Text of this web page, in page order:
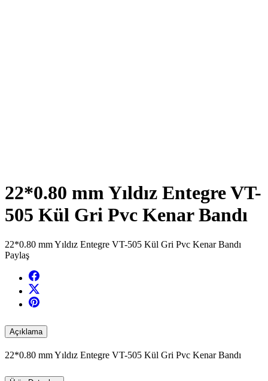
22*0.80 mm Yıldız Entegre VT-
505 Kül Gri Pvc Kenar Bandı
22*0.80 mm Yıldız Entegre VT-505 Kül Gri Pvc Kenar Bandı
Paylaş
Açıklama
22*0.80 mm Yıldız Entegre VT-505 Kül Gri Pvc Kenar Bandı